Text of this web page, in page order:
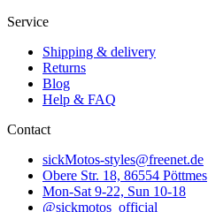
Service
Shipping & delivery
Returns
Blog
Help & FAQ
Contact
sickMotos-styles@freenet.de
Obere Str. 18, 86554 Pöttmes
Mon-Sat 9-22, Sun 10-18
@sickmotos_official